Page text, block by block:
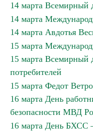
14 марта Всемирный
14 марта
14 марта Авдотья
15 марта
15 марта Всемирный
потребителей
15 марта Федот
16 марта День
безопасности МВД
16 марта День БХСС